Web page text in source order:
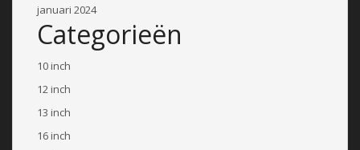
januari 2024
Categorieën
10 inch
12 inch
13 inch
16 inch